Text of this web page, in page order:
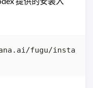
fugu/install